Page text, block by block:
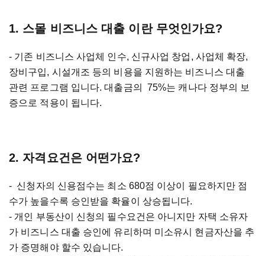
1. 스몰 비즈니스 대출 이란 무엇인가요?
- 기존 비즈니스 사업체 인수, 신규사업 창업, 사업체 확장,
장비구입, 시설개조 등의 비용을 지원하는 비즈니스 대출
관련 프로그램 입니다. 대출금의 75%는 캐나다 정부의 보
증으로 적용이 됩니다.
2. 자격요건은 어떤가요?
- 신청자의 신용점수는 최소 680점 이상이 필요하지만 점
수가 높을수록 승인받을 확율이 상승됩니다.
- 개인 부동산이 신청의 필수요건은 아니지만 자택 소유자
가 비즈니스 대출 승인에 유리하며 미소유시 현금자산을 추
가 증명해야 할수 있습니다.